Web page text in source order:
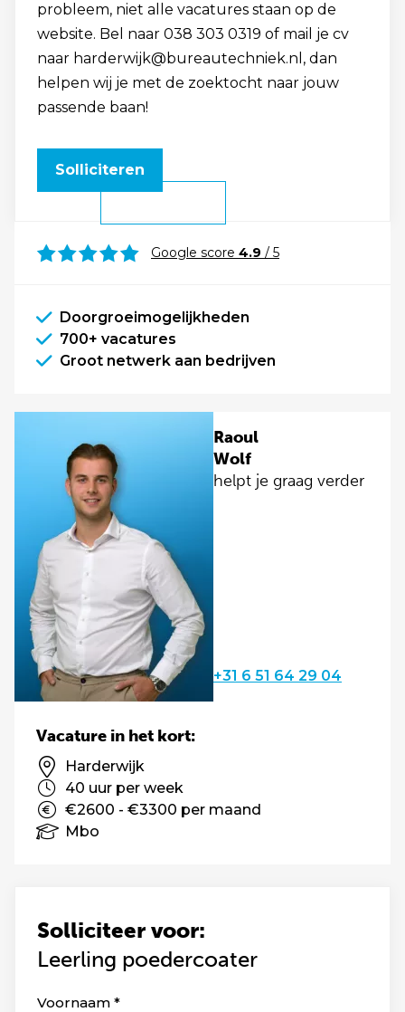
probleem, niet alle vacatures staan op de
website. Bel naar 038 303 0319 of mail je cv
naar harderwijk@bureautechniek.nl, dan
helpen wij je met de zoektocht naar jouw
passende baan!
Solliciteren
Google score 4.9 / 5
Doorgroeimogelijkheden
700+ vacatures
Groot netwerk aan bedrijven
Raoul
Wolf
helpt je graag verder
+31 6 51 64 29 04
Solliciteer voor:
Leerling poedercoater
Leave
Voornaam
Vacature in het kort:
Harderwijk
40 uur per week
€2600 - €3300 per maand
Mbo